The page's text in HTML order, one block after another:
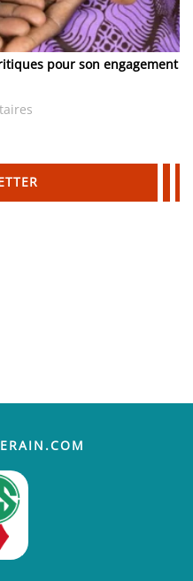
pour son engagement